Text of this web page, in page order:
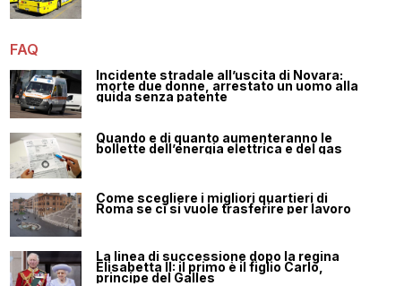
FAQ
Incidente stradale all’uscita di Novara:
morte due donne, arrestato un uomo alla
guida senza patente
Quando e di quanto aumenteranno le
bollette dell’energia elettrica e del gas
Come scegliere i migliori quartieri di
Roma se ci si vuole trasferire per lavoro
La linea di successione dopo la regina
Elisabetta II: il primo è il figlio Carlo,
principe del Galles